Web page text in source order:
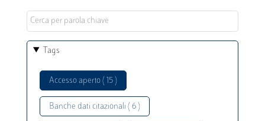
Tags
Accesso aperto ( 15 )
Banche dati citazionali ( 6 )